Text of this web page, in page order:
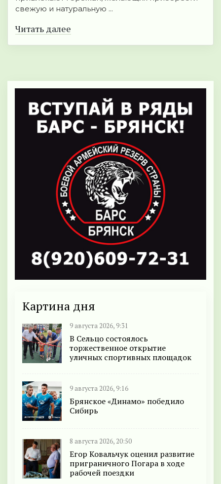
свежую и натуральную ...
Читать далее
Картина дня
9 августа 2026, 9:31
В Сельцо состоялось
торжественное открытие
уличных спортивных площадок
9 августа 2026, 9:16
Брянское «Динамо» победило
Сибирь
8 августа 2026, 20:50
Егор Ковальчук оценил развитие
приграничного Погара в ходе
рабочей поездки